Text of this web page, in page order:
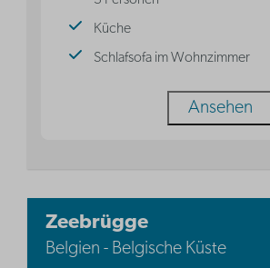
Küche
Schlafsofa im Wohnzimmer
Ansehen
Zeebrügge
Belgien - Belgische Küste